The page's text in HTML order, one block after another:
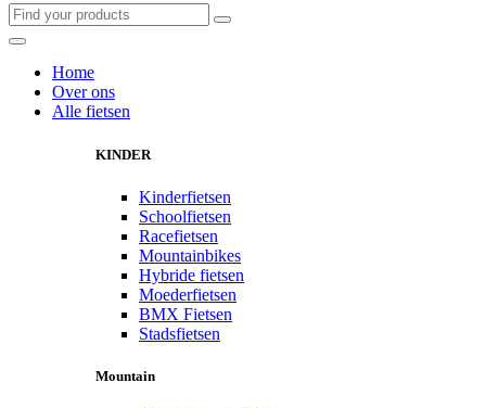
Home
Over ons
Alle fietsen
KINDER
Kinderfietsen
Schoolfietsen
Racefietsen
Mountainbikes
Hybride fietsen
Moederfietsen
BMX Fietsen
Stadsfietsen
Mountain